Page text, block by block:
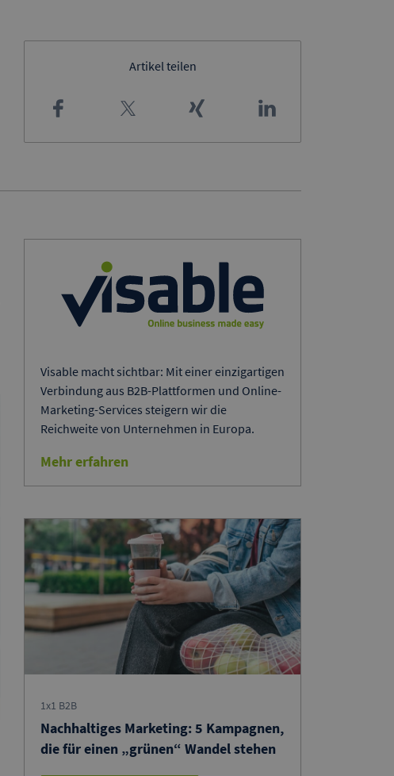
Artikel teilen
Visable macht sichtbar: Mit einer einzigartigen
Verbindung aus B2B-Plattformen und Online-
Marketing-Services steigern wir die
Reichweite von Unternehmen in Europa.
Mehr erfahren
1x1 B2B
Nachhaltiges Marketing: 5 Kampagnen,
die für einen „grünen“ Wandel stehen